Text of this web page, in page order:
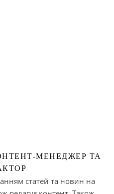
МЕНЕДЖЕР ТА
статей та новин на